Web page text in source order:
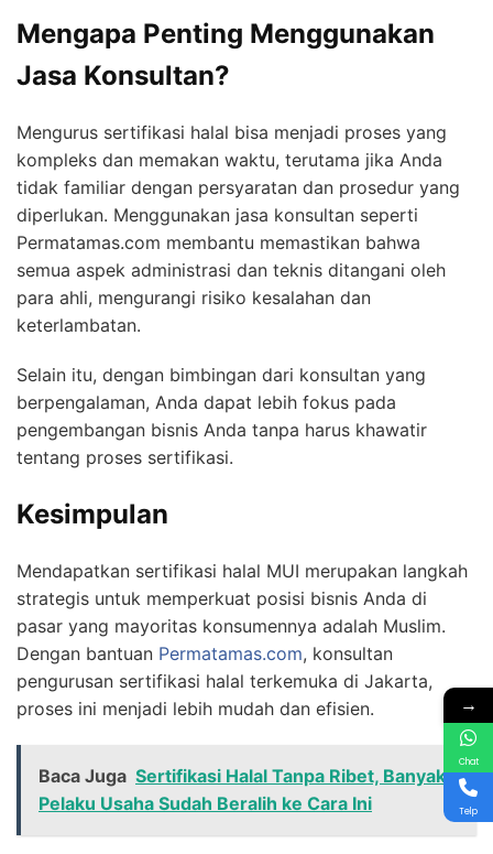
Mengapa Penting Menggunakan
Jasa Konsultan?
Mengurus sertifikasi halal bisa menjadi proses yang
kompleks dan memakan waktu, terutama jika Anda
tidak familiar dengan persyaratan dan prosedur yang
diperlukan. Menggunakan jasa konsultan seperti
Permatamas.com membantu memastikan bahwa
semua aspek administrasi dan teknis ditangani oleh
para ahli, mengurangi risiko kesalahan dan
keterlambatan.
Selain itu, dengan bimbingan dari konsultan yang
berpengalaman, Anda dapat lebih fokus pada
pengembangan bisnis Anda tanpa harus khawatir
tentang proses sertifikasi.
Kesimpulan
Mendapatkan sertifikasi halal MUI merupakan langkah
strategis untuk memperkuat posisi bisnis Anda di
pasar yang mayoritas konsumennya adalah Muslim.
Dengan bantuan Permatamas.com, konsultan
pengurusan sertifikasi halal terkemuka di Jakarta,
proses ini menjadi lebih mudah dan efisien.
Baca Juga Sertifikasi Halal Tanpa Ribet, Banyak
Pelaku Usaha Sudah Beralih ke Cara Ini
→
Chat
Telp